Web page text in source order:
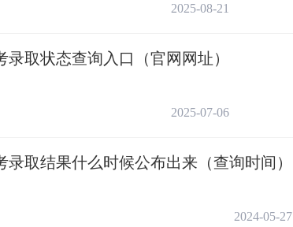
大学三位一体招生录取。
警察学院投档录取。
提前录取
2025-08-21
录取状态查询入口（官网网址）
2025-07-06
录取结果什么时候公布出来（查询时间）
2024-05-27